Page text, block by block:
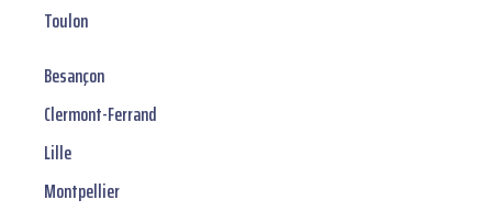
Toulon
Besançon
Clermont-Ferrand
Lille
Montpellier